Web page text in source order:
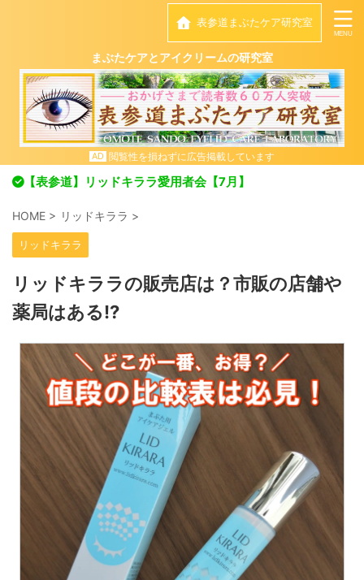
表参道まぶたケア研究室
まぶたケアとアイクリームの研究室
AD 閲覧性を損ねずに広告掲載しています
【表参道】リッドキララ愛用者会【7月】
HOME > リッドキララ >
リッドキララ
リッドキララの販売店は？市販の店舗や
薬局はある!?